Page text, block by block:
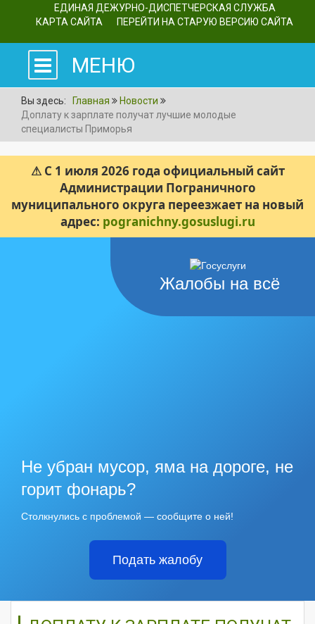
ЕДИНАЯ ДЕЖУРНО-ДИСПЕТЧЕРСКАЯ СЛУЖБА
КАРТА САЙТА
ПЕРЕЙТИ НА СТАРУЮ ВЕРСИЮ САЙТА
МЕНЮ
Вы здесь: Главная
Новости
Доплату к зарплате получат лучшие молодые
специалисты Приморья
⚠ С 1 июля 2026 года официальный сайт
Администрации Пограничного
муниципального округа переезжает на новый
адрес: pogranichny.gosuslugi.ru
Жалобы на всё
Не убран мусор, яма на дороге, не
горит фонарь?
Столкнулись с проблемой — сообщите о ней!
Подать жалобу